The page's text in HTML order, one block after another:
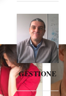
GESTIONE